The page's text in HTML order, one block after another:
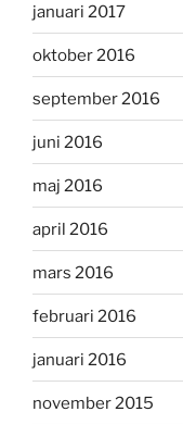
januari 2017
oktober 2016
september 2016
juni 2016
maj 2016
april 2016
mars 2016
februari 2016
januari 2016
november 2015